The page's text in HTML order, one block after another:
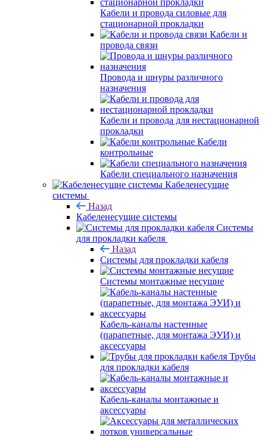
Кабели и провода силовые для
стационарной прокладки
Кабели и
провода связи
Провода и шнуры различного
назначения
Кабели и провода для нестационарной
прокладки
Кабели
контрольные
Кабели специального назначения
Кабеленесущие
системы
Назад
Кабеленесущие системы
Системы
для прокладки кабеля
Назад
Системы для прокладки кабеля
Системы монтажные несущие
Кабель-каналы настенные
(парапетные, для монтажа ЭУИ) и
аксессуары
Трубы
для прокладки кабеля
Кабель-каналы монтажные и
аксессуары